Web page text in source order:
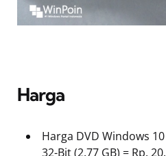
Harga
Harga DVD Windows
32-Bit (2.77 GB) = Rp.